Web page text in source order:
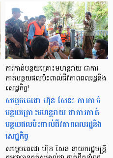
ការកាត់បន្ថយគ្រោះមហន្តរាយ ជាការ
កាត់បន្ថយផលប៉ះពាល់ជីវភាពពលរដ្ឋនិង
សេដ្ឋកិច្ច!
សម្តេចតេជោ ហ៊ុន សែន៖ ការកាត់
បន្ថយគ្រោះមហន្តរាយ ជាការកាត់
បន្ថយផលប៉ះពាល់ជីវភាពពលរដ្ឋនិង
សេដ្ឋកិច្ច
សម្តេចតេជោ ហ៊ុន សែន នាយករដ្ឋមន្ត្រី